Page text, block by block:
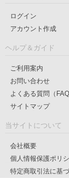
ログイン
アカウント作成
ヘルプ＆ガイド
ご利用案内
お問い合わせ
よくある質問（FAQ
サイトマップ
当サイトについて
会社概要
個人情報保護ポリ
特定商取引法に基